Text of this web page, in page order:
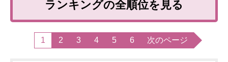
ランキングの全順位を見る
1 2 3 4 5 6 次のページ